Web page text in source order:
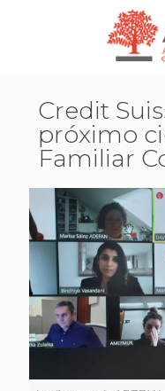
Credit
próximo
Familiar